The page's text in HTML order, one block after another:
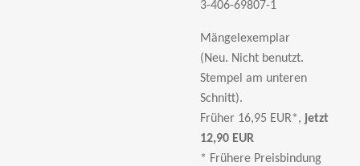
3-406-69807-1
Mängelexemplar
(Neu. Nicht benutzt.
Stempel am unteren
Schnitt).
Früher 16,95 EUR*, jetzt
12,90 EUR
* Frühere Preisbindung